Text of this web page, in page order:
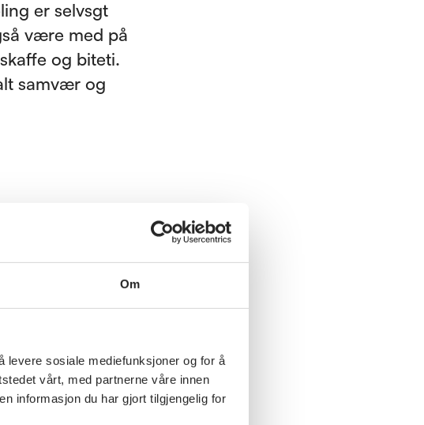
Om
levere sosiale mediefunksjoner og for å
vårt, med partnerne våre innen
informasjon du har gjort tilgjengelig for
er selvsgt
være med på
og biteti.
samvær og